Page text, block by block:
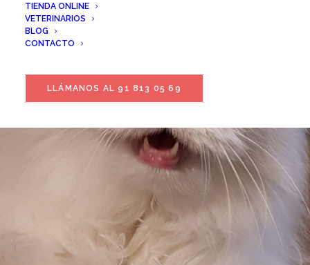
TIENDA ONLINE
VETERINARIOS
BLOG
CONTACTO
LLÁMANOS AL 91 813 05 69